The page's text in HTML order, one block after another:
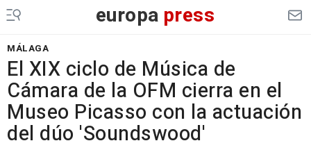
europa press
MÁLAGA
El XIX ciclo de Música de
Cámara de la OFM cierra en el
Museo Picasso con la actuación
del dúo 'Soundswood'